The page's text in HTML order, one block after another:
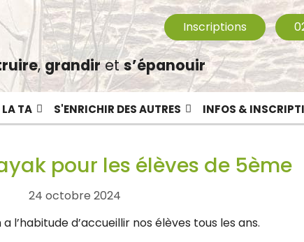
Inscriptions
,grandirets’épanouir
LA TA S'ENRICHIR DES AUTRES INFOS &
pour les élèves de 5ème
24 octobre 2024
l’habitude d’accueillir nos élèves tous les ans.